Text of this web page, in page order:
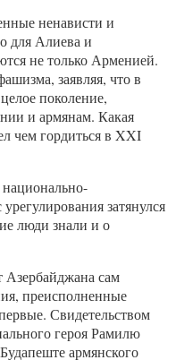
ненависти и
для Алиева и
не только Арменией.
заявляя, что в
поколение,
и армянам. Какая
чем гордиться в XXI
национально-
затянулся
люди знали и о
сам
преисполненные
Свидетельством
героя Рамилю
армянского